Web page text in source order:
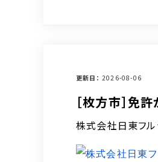
更新日 2026-08-06
［枚方市］免
株式会社日東フル